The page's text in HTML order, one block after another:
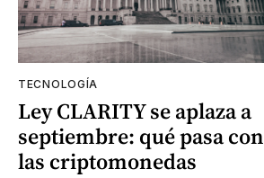
TECNOLOGÍA
Ley CLARITY se aplaza a
septiembre: qué pasa con
las criptomonedas